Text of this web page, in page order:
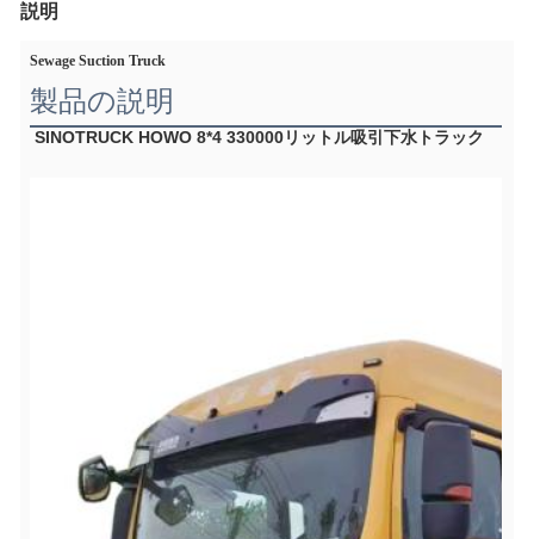
説明
Sewage Suction Truck
製品の説明
SINOTRUCK HOWO 8*4 330000リットル吸引下水トラック